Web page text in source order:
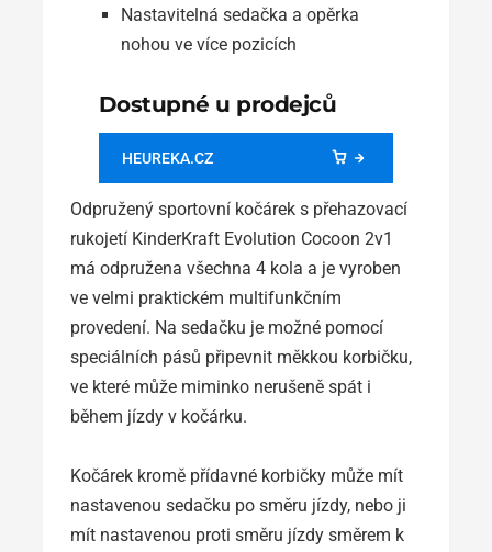
Nastavitelná sedačka a opěrka
nohou ve více pozicích
Dostupné u prodejců
HEUREKA.CZ
Odpružený sportovní kočárek s přehazovací
rukojetí KinderKraft Evolution Cocoon 2v1
má odpružena všechna 4 kola a je vyroben
ve velmi praktickém multifunkčním
provedení. Na sedačku je možné pomocí
speciálních pásů připevnit měkkou korbičku,
ve které může miminko nerušeně spát i
během jízdy v kočárku.
Kočárek kromě přídavné korbičky může mít
nastavenou sedačku po směru jízdy, nebo ji
mít nastavenou proti směru jízdy směrem k